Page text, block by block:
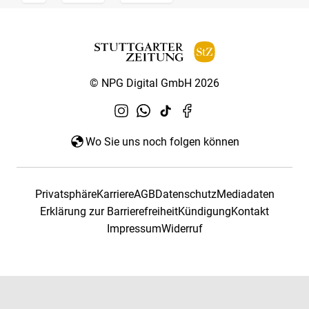
© NPG Digital GmbH 2026
Wo Sie uns noch folgen können
PrivatsphäreKarriereAGBDatenschutzMediadaten
Erklärung zur BarrierefreiheitKündigungKontakt
ImpressumWiderruf